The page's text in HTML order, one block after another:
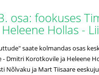
osa: fookuses
Hollas -
saate kolmandas osas
- Dmitri Korotkovile ja Heleene
Nõlvaku ja Mart Tiisaare